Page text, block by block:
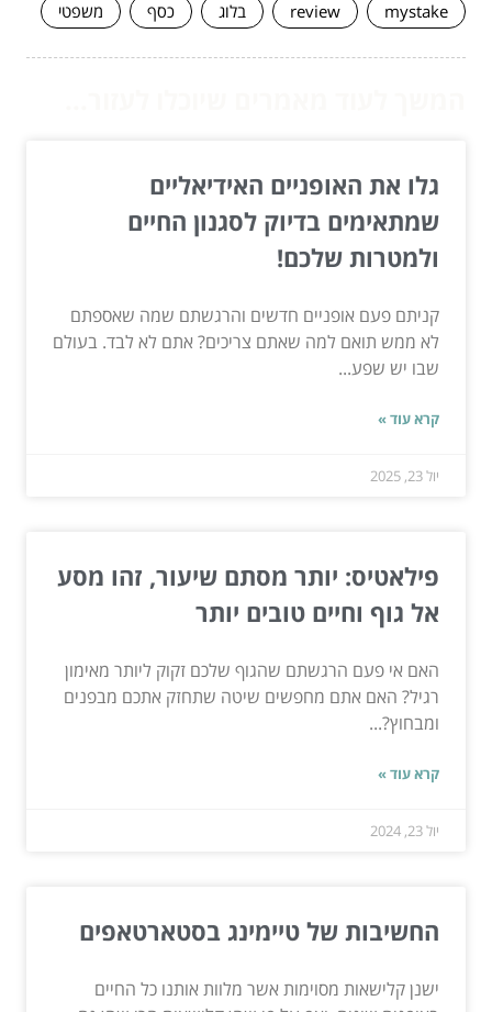
mystake
review בלוג כסף משפטי
גלו את האופניים האידיאליים
שמתאימים בדיוק לסגנון החיים
ולמטרות שלכם!
קניתם פעם אופניים חדשים והרגשתם שמה שאספתם
לא ממש תואם למה שאתם צריכים? אתם לא לבד. בעולם
שבו יש שפע...
קרא עוד »
יול 23, 2025
פילאטיס: יותר מסתם שיעור, זהו מסע
אל גוף וחיים טובים יותר
האם אי פעם הרגשתם שהגוף שלכם זקוק ליותר מאימון
רגיל? האם אתם מחפשים שיטה שתחזק אתכם מבפנים
ומבחוץ?...
קרא עוד »
יול 23, 2024
החשיבות של טיימינג בסטארטאפים
ישנן קלישאות מסוימות אשר מלוות אותנו כל החיים